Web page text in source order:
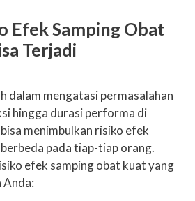
Efek Samping Obat
Terjadi
dalam mengatasi permasalahan
hingga durasi performa di
menimbulkan risiko efek
pada tiap-tiap orang.
efek samping obat kuat yang
Anda: